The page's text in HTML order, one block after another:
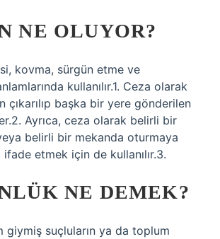
NE OLUYOR?
kovma, sürgün etme ve
kullanılır.1. Ceza olarak
çıkarılıp başka bir yere gönderilen
Ayrıca, ceza olarak belirli bir
belirli bir mekanda oturmaya
etmek için de kullanılır.3.
NE DEMEK?
giymiş suçluların ya da toplum